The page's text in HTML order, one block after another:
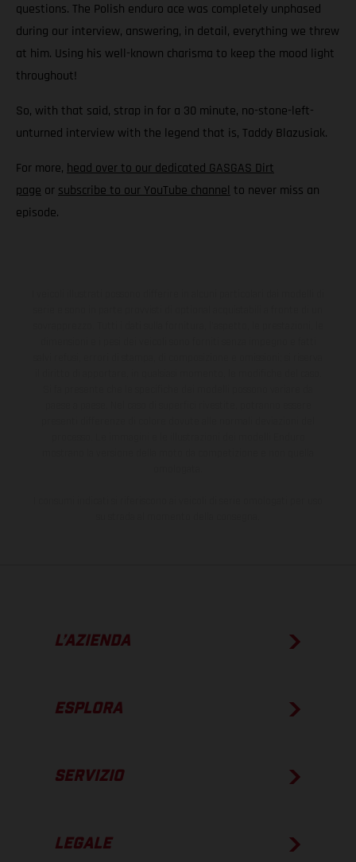
questions. The Polish enduro ace was completely unphased
during our interview, answering, in detail, everything we threw
at him. Using his well-known charisma to keep the mood light
throughout!
So, with that said, strap in for a 30 minute, no-stone-left-
unturned interview with the legend that is, Taddy Blazusiak.
For more, head over to our dedicated GASGAS Dirt
page orsubscribe to our YouTube channelto never miss an
episode.
L’AZIENDA
ESPLORA
SERVIZIO
LEGALE